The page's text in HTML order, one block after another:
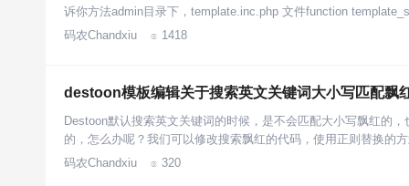
诉你方法admin目录下，template.inc.php 文件function
码农Chandxiu
 1418
destoon模板编辑关于搜索英文关键词大小写匹配飘
Destoon默认搜索英文关键词的时候，是不会匹配大小写飘红的
的，怎么办呢？我们可以修改搜索飘红的代码，使用正则替换的
码农Chandxiu
 320